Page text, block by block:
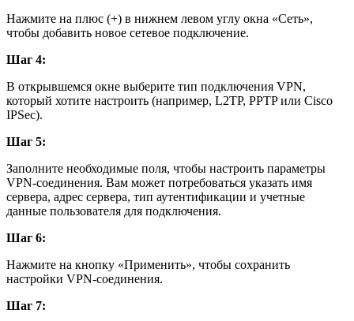
Нажмите на плюс (+) в нижнем левом углу окна «Сеть»,
чтобы добавить новое сетевое подключение.
Шаг 4:
В открывшемся окне выберите тип подключения VPN,
который хотите настроить (например, L2TP, PPTP или Cisco
IPSec).
Шаг 5:
Заполните необходимые поля, чтобы настроить параметры
VPN-соединения. Вам может потребоваться указать имя
сервера, адрес сервера, тип аутентификации и учетные
данные пользователя для подключения.
Шаг 6:
Нажмите на кнопку «Применить», чтобы сохранить
настройки VPN-соединения.
Шаг 7: